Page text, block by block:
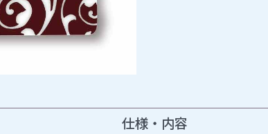
仕様・内容